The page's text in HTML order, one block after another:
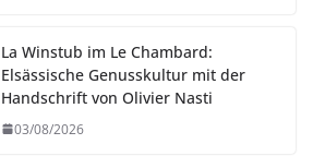
La Winstub im Le Chambard:
Elsässische Genusskultur mit der
Handschrift von Olivier Nasti
03/08/2026